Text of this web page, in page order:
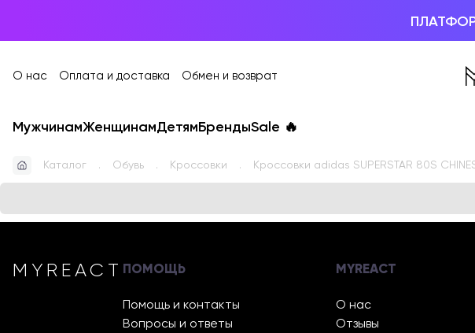
О нас Оплата и доставка Обмен и возврат
МужчинамЖенщинамДетям БрендыSale 🔥
Каталог Обувь Кроссовки Кроссовки adidas SUPERSTAR 80S
MYREACT ПОМОЩЬ
Помощь и контакты
Вопросы и ответы
MYREACT
О нас
Отзывы